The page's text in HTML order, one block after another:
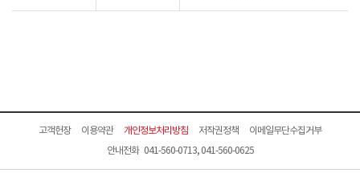
고객헌장 이용약관 개인정보처리방침 저작권정책
이메일무단수집거부
안내전화 041-560-0713, 041-560-0625